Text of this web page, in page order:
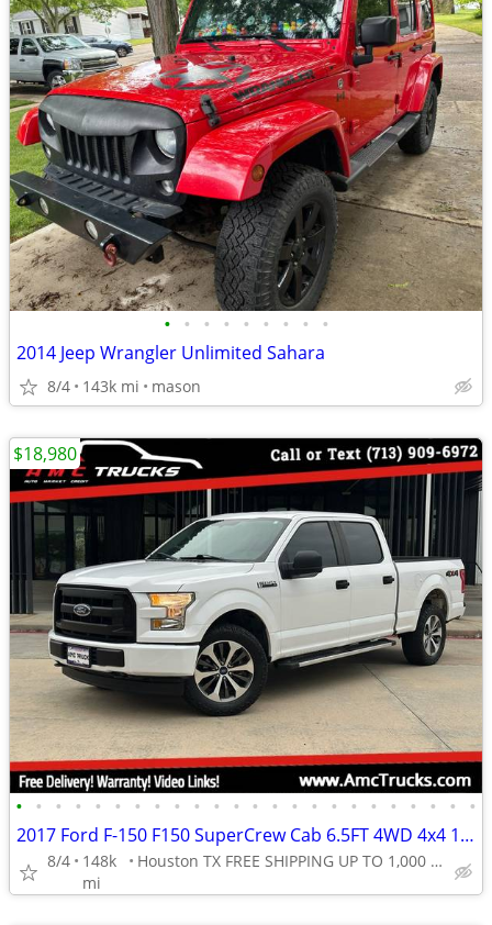
• • • • • • • • •
2014 Jeep Wrangler Unlimited Sahara
8/4 143k mi mason
• • • • • • • • • • • • • • • • • • • • • • • •
2017 Ford F-150 F150 SuperCrew Cab 6.5FT 4WD 4x4 1-Owner 5.0L NO RUST
8/4
148k
mi
Houston TX FREE SHIPPING UP TO 1,000 MI (.90C/MI Add
$18,980